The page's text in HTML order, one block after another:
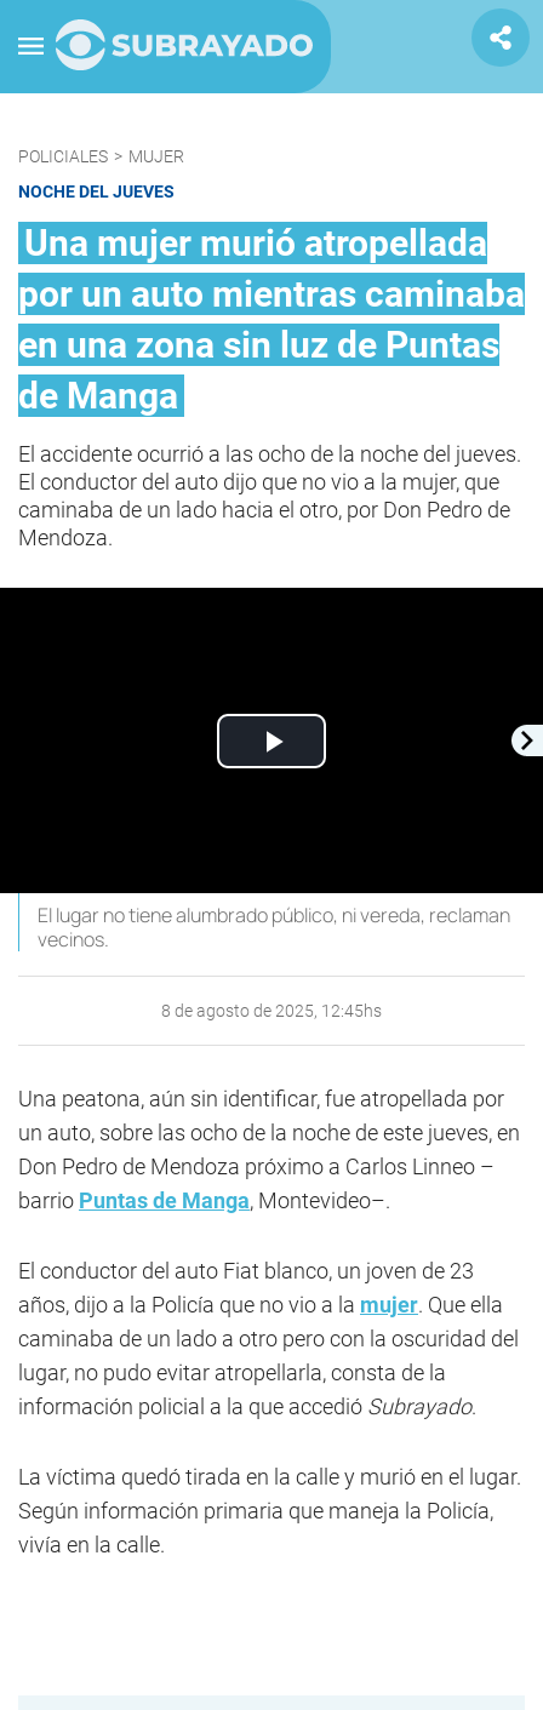
POLICIALES > MUJER
NOCHE DEL JUEVES
Una mujer murió atropellada
por un auto mientras caminaba
en una zona sin luz de Puntas
de Manga
El accidente ocurrió a las ocho de la noche del jueves.
El conductor del auto dijo que no vio a la mujer, que
caminaba de un lado hacia el otro, por Don Pedro de
Mendoza.
Play
El lugar no tiene alumbrado público, ni vereda, reclaman
vecinos.
8 de agosto de 2025, 12:45hs
Una peatona, aún sin identificar, fue atropellada por
un auto, sobre las ocho de la noche de este jueves, en
Don Pedro de Mendoza próximo a Carlos Linneo –
barrio Puntas de Manga, Montevideo–.
El conductor del auto Fiat blanco, un joven de 23
años, dijo a la Policía que no vio a la mujer. Que ella
caminaba de un lado a otro pero con la oscuridad del
lugar, no pudo evitar atropellarla, consta de la
información policial a la que accedió Subrayado.
La víctima quedó tirada en la calle y murió en el lugar.
Según información primaria que maneja la Policía,
vivía en la calle.